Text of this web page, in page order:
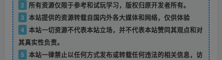
2
所有资源仅限于参考和试玩学习，版权归原开发者所有。
3 本站提供的资源转载自国内外各大媒体和网络，仅供体验
4 本站一切资源不代表本站立场，并不代表本站赞同其观点和对
其真实性负责。
5 本站一律禁止以任何方式发布或转载任何违法的相关信息，访